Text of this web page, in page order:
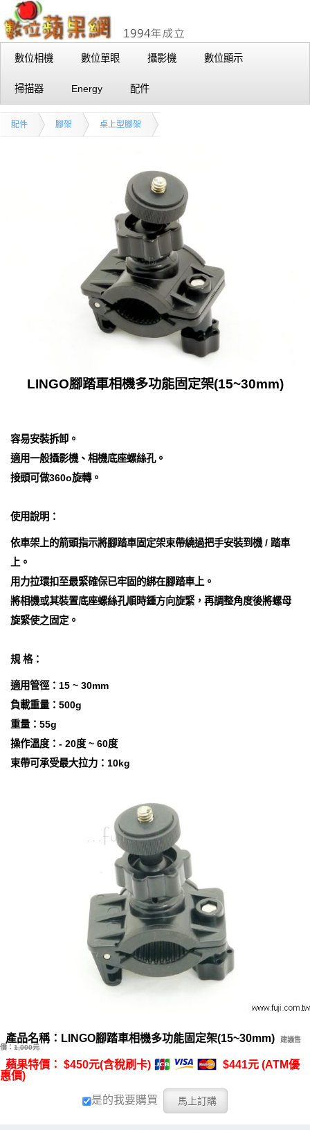
數位相機 數位單眼 攝影機 數位顯示
掃描器 Energy 配件
配件 腳架 桌上型腳架
LINGO腳踏車相機多功能固定架(15~30mm)
容易安裝拆卸。
適用一般攝影機、相機底座螺絲孔。
接頭可做360o旋轉。
使用說明：
依車架上的箭頭指示將腳踏車固定架束帶繞過把手安裝到機 / 踏車
上。
用力拉環扣至最緊確保已牢固的綁在腳踏車上。
將相機或其裝置底座螺絲孔順時鍾方向旋緊，再調整角度後將螺母
旋緊使之固定。
規 格：
適用管徑：15 ~ 30mm
負載重量：500g
重量：55g
操作溫度：- 20度 ~ 60度
束帶可承受最大拉力：10kg
產品名稱：LINGO腳踏車相機多功能固定架(15~30mm)
建議售
價： 1,000元
蘋果特價： $450元(含稅刷卡)
$441元 (ATM優
惠價)
是的我要購買